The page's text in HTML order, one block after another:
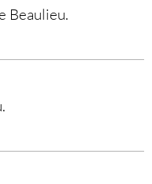
Beaulieu.